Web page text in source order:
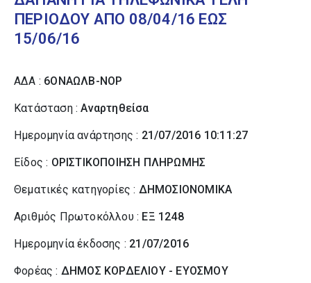
ΠΕΡΙΟΔΟΥ ΑΠΟ 08/04/16 ΕΩΣ
15/06/16
ΑΔΑ : 6ΟΝΑΩΛΒ-ΝΟΡ
Κατάσταση :Αναρτηθείσα
Ημερομηνία ανάρτησης : 21/07/2016 10:11:27
Είδος : ΟΡΙΣΤΙΚΟΠΟΙΗΣΗ ΠΛΗΡΩΜΗΣ
Θεματικές κατηγορίες : ΔΗΜΟΣΙΟΝΟΜΙΚΑ
Αριθμός Πρωτοκόλλου : ΕΞ 1248
Ημερομηνία έκδοσης : 21/07/2016
Φορέας : ΔΗΜΟΣ ΚΟΡΔΕΛΙΟΥ - ΕΥΟΣΜΟΥ